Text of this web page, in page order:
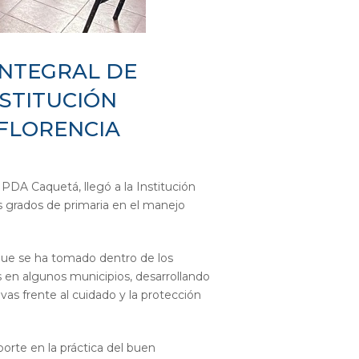
DE
Caquetá, llegó a la Institución
de primaria en el manejo
se ha tomado dentro de los
algunos municipios, desarrollando
frente al cuidado y la protección
en la práctica del buen